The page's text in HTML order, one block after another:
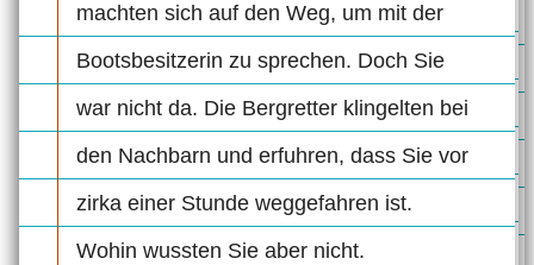
machten sich auf den Weg, um mit der
Bootsbesitzerin zu sprechen. Doch Sie
war nicht da. Die Bergretter klingelten bei
den Nachbarn und erfuhren, dass Sie vor
zirka einer Stunde weggefahren ist.
Wohin wussten Sie aber nicht.